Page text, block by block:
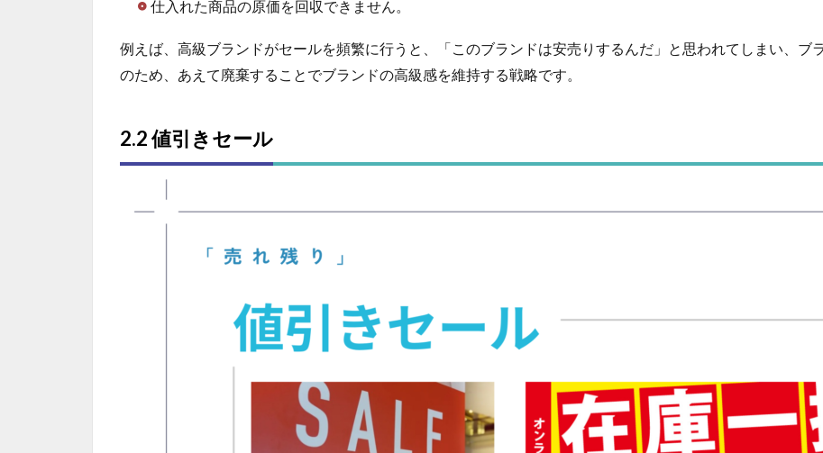
仕入れた商品の原価を回収できません。
例えば、高級ブランドがセールを頻繁に行うと、「このブランドは安売りするんだ」と思われてしまい、ブ
のため、あえて廃棄することでブランドの高級感を維持する戦略です。
2.2 値引きセール